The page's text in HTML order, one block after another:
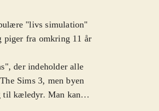
"livs simulation"
piger fra omkring 11 år
der indeholder alle
Sims 3, men byen
til kæledyr. Man kan